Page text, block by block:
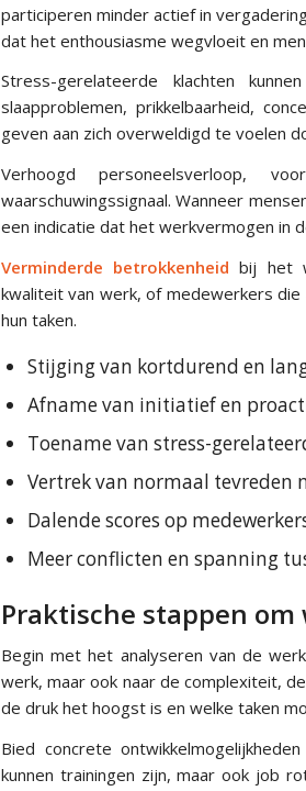
participeren minder actief in
dat het enthousiasme wegvloeit en
Stress-gerelateerde klachten
slaapproblemen, prikkelbaarheid,
geven aan zich overweldigd te voelen
Verhoogd personeelsverloop,
waarschuwingssignaal. Wanneer
een indicatie dat het werkvermogen in
Verminderde betrokkenheid bij het
kwaliteit van werk, of medewerkers die
hun taken.
Stijging van kortdurend en
Afname van initiatief en
Toename van stress-
Vertrek van normaal tevreden
Dalende scores op
Meer conflicten en spanning
Praktische stappen
Begin met het analyseren van de
werk, maar ook naar de complexiteit,
de druk het hoogst is en welke taken
Bied concrete
kunnen trainingen zijn, maar ook job